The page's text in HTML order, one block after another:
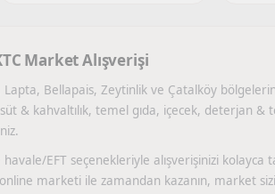
Market Alışverişi
Lapta, Bellapais, Zeytinlik ve Çatalköy
& kahvaltılık, temel gıda, içecek, deterjan &
EFT seçenekleriyle alışverişinizi kolayca
marketi ile zamandan kazanın, market